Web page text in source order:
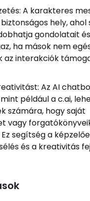
A karakteres
hely, ahol
gondolatait
ha mások nem
az interakciók
Az AI
például a c.ai,
számára, hogy saját
vagy
segítség a
és a kreativitás